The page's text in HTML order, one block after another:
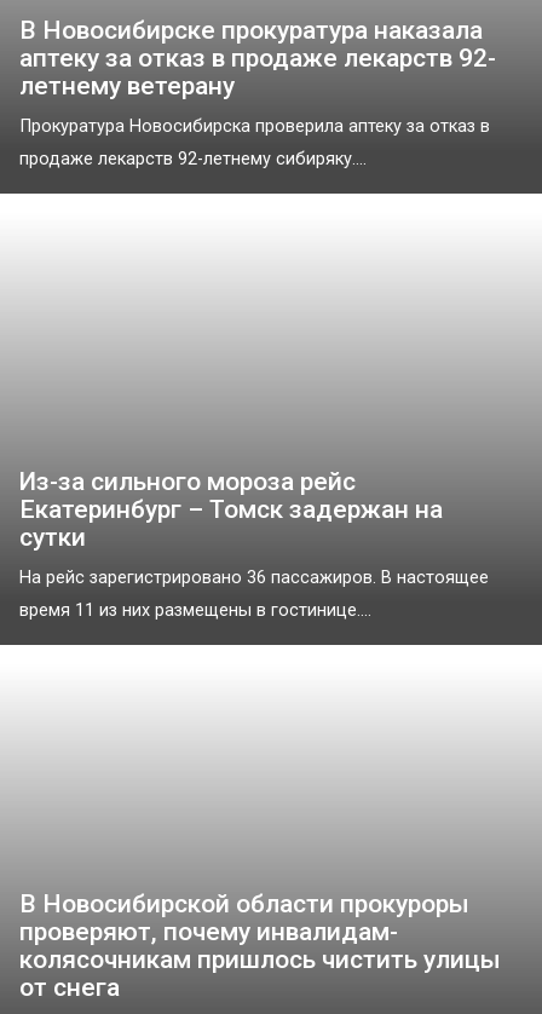
В Новосибирске прокуратура наказала
аптеку за отказ в продаже лекарств 92-
летнему ветерану
Прокуратура Новосибирска проверила аптеку за отказ в
продаже лекарств 92-летнему сибиряку....
Из-за сильного мороза рейс
Екатеринбург – Томск задержан на
сутки
На рейс зарегистрировано 36 пассажиров. В настоящее
время 11 из них размещены в гостинице....
В Новосибирской области прокуроры
проверяют, почему инвалидам-
колясочникам пришлось чистить улицы
от снега